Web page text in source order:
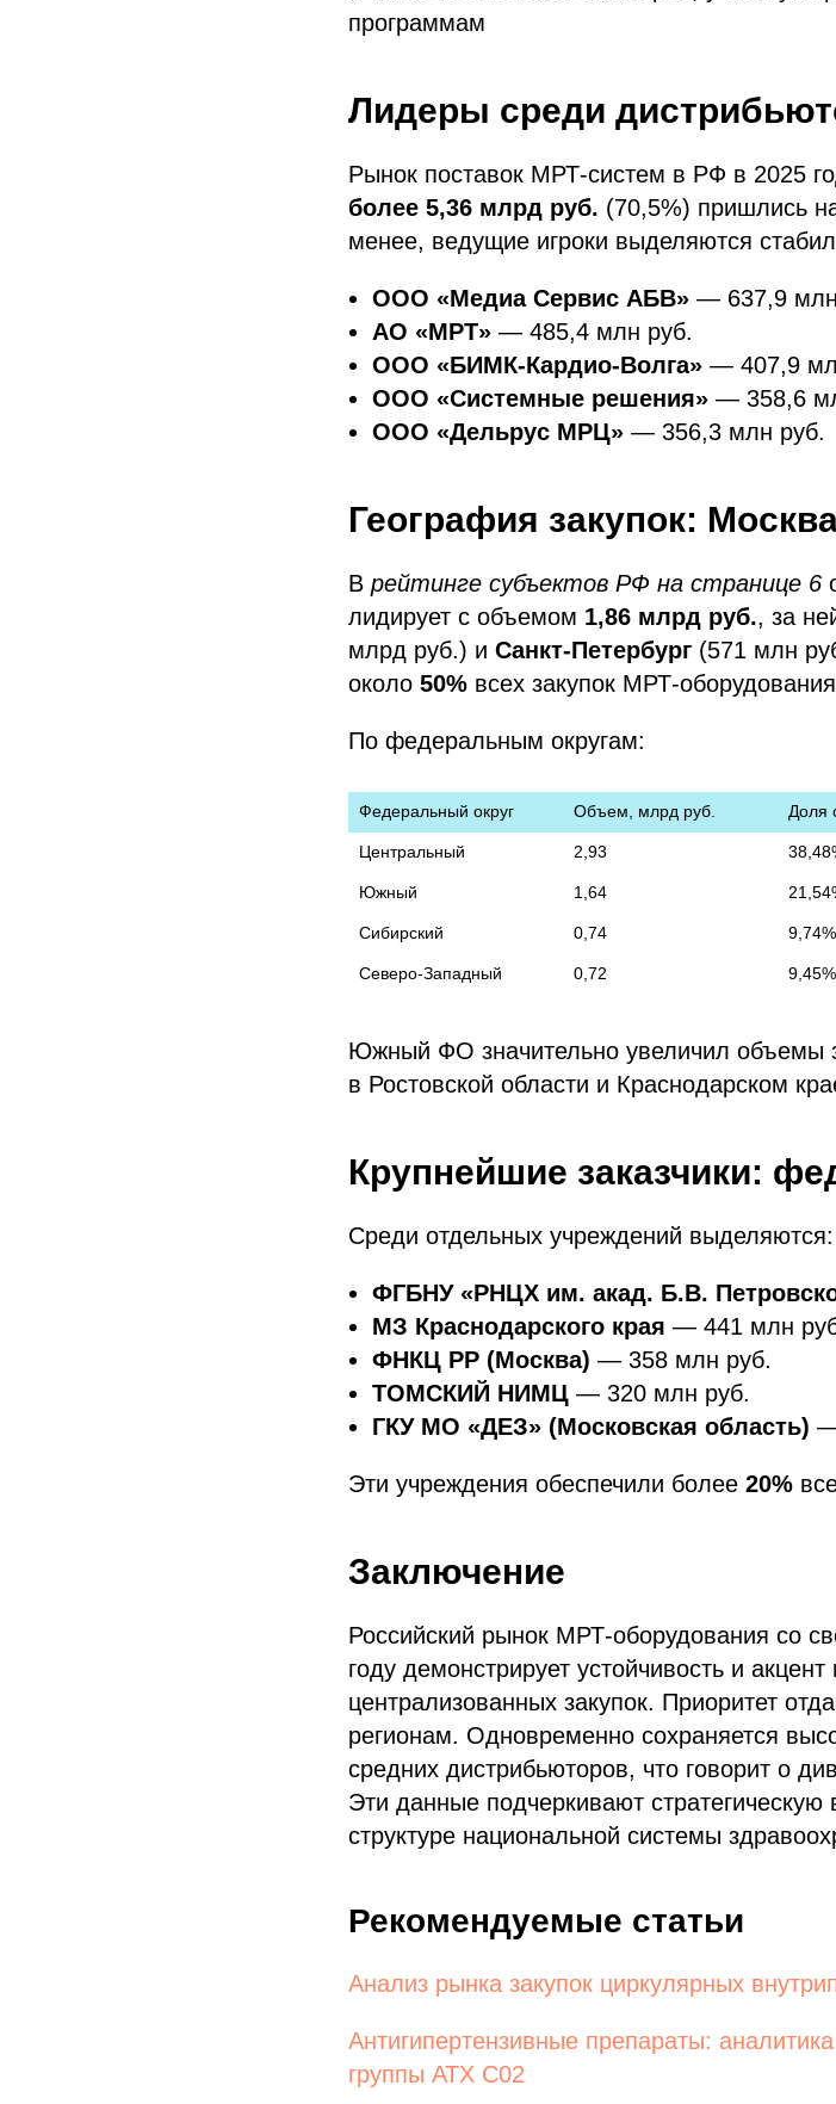
программам
Лидеры среди
Рынок поставок МРТ-систем в РФ в 2025
более 5,36 млрд руб. (70,5%) пришлись
менее, ведущие игроки выделяются
ООО «Медиа Сервис АБВ» — 637,9
АО «МРТ» — 485,4 млн руб.
ООО «БИМК-Кардио-Волга» — 407,9
ООО «Системные решения» — 358,6
ООО «Дельрус МРЦ» — 356,3 млн руб.
География закупок:
В рейтинге субъектов РФ на странице 6
лидирует с объемом 1,86 млрд руб., за
млрд руб.) и Санкт-Петербург (571 млн
около 50% всех закупок МРТ-
По федеральным округам:
Федеральный округ Доля
Центральный 2,93
Южный 1,64
Сибирский 0,74 9,74%
Северо-Западный 0,72 9,45%
Южный ФО значительно увеличил объемы
в Ростовской области и Краснодарском
Крупнейшие заказчики:
Среди отдельных учреждений выделяются:
ФГБНУ «РНЦХ им. акад. Б.В.
МЗ Краснодарского края — 441 млн
ФНКЦ РР (Москва) — 358 млн руб.
ТОМСКИЙ НИМЦ — 320 млн руб.
ГКУ МО «ДЕЗ» (Московская область) —
Эти учреждения обеспечили более 20%
Заключение
Российский рынок МРТ-оборудования со
году демонстрирует устойчивость и
централизованных закупок. Приоритет
регионам. Одновременно сохраняется
средних дистрибьюторов, что говорит о
Эти данные подчеркивают
структуре национальной системы
Рекомендуемые статьи
Анализ рынка закупок циркулярных
Антигипертензивные препараты:
группы АТХ C02